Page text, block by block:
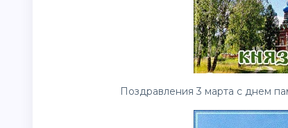
Поздравления 3 марта с днем